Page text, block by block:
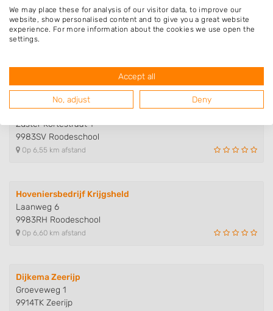
De Levensboom
Jacob Tilbusscherweg 17
Op 5,93 km afstand
Arbedo
Zuster Kortestraat 1
9983SV Roodeschool
Op 6,55 km afstand
Hoveniersbedrijf Krijgsheld
Laanweg 6
9983RH Roodeschool
Op 6,60 km afstand
Dijkema Zeerijp
Groeveweg 1
9914TK Zeerijp
We may place these for analysis of our visitor data, to improve our
website, show personalised content and to give you a great website
experience. For more information about the cookies we use open the
settings.
Accept all
No, adjust Deny